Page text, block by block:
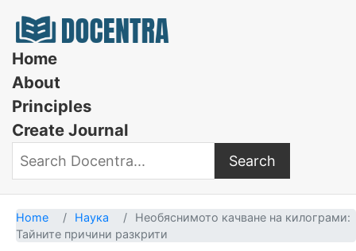
Docentra
Home
About
Principles
Create Journal
Search Docentra
Search
Home Наука
Необяснимото качване на килограми:
Тайните причини разкрити